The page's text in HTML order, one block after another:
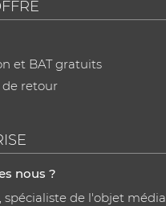
et BAT gratuits
retour
nous ?
spécialiste de l'objet média